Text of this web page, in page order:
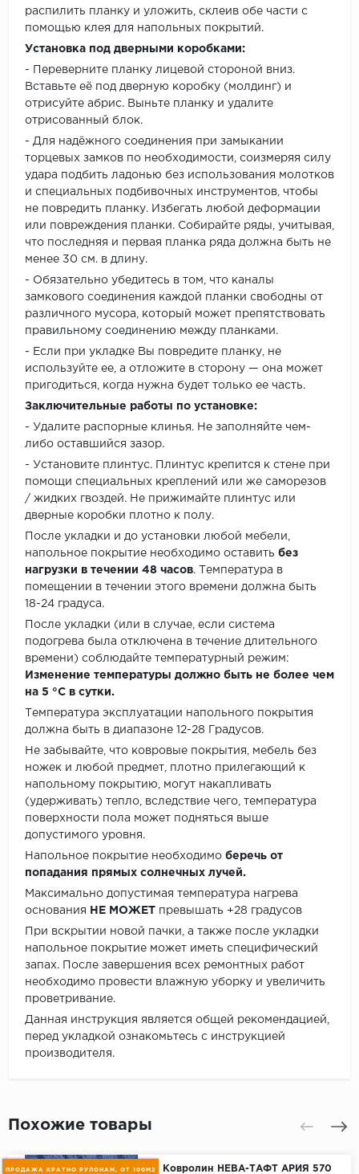
распилить планку и уложить, склеив обе части с
помощью клея для напольных покрытий.
Установка под дверными коробками:
- Переверните планку лицевой стороной вниз.
Вставьте её под дверную коробку (молдинг) и
отрисуйте абрис. Выньте планку и удалите
отрисованный блок.
- Для надёжного соединения при замыкании
торцевых замков по необходимости, соизмеряя силу
удара подбить ладонью без использования молотков
и специальных подбивочных инструментов, чтобы
не повредить планку. Избегать любой деформации
или повреждения планки. Собирайте ряды, учитывая,
что последняя и первая планка ряда должна быть не
менее 30 см. в длину.
- Обязательно убедитесь в том, что каналы
замкового соединения каждой планки свободны от
различного мусора, который может препятствовать
правильному соединению между планками.
- Если при укладке Вы повредите планку, не
используйте ее, а отложите в сторону — она может
пригодиться, когда нужна будет только ее часть.
Заключительные работы по установке:
- Удалите распорные клинья. Не заполняйте чем-
либо оставшийся зазор.
- Установите плинтус. Плинтус крепится к стене при
помощи специальных креплений или же саморезов
/ жидких гвоздей. Не прижимайте плинтус или
дверные коробки плотно к полу.
После укладки и до установки любой мебели,
напольное покрытие необходимо оставить без
нагрузки в течении 48 часов. Температура в
помещении в течении этого времени должна быть
18-24 градуса.
После укладки (или в случае, если система
подогрева была отключена в течение длительного
времени) соблюдайте температурный режим:
Изменение температуры должно быть не более чем
на 5 °C в сутки.
Температура эксплуатации напольного покрытия
должна быть в диапазоне 12-28 Градусов.
Не забывайте, что ковровые покрытия, мебель без
ножек и любой предмет, плотно прилегающий к
напольному покрытию, могут накапливать
(удерживать) тепло, вследствие чего, температура
поверхности пола может подняться выше
допустимого уровня.
Напольное покрытие необходимо беречь от
попадания прямых солнечных лучей.
Максимально допустимая температура нагрева
основания
НЕ МОЖЕТ превышать +28 градусов
При вскрытии новой пачки, а также после укладки
напольное покрытие может иметь специфический
запах. После завершения всех ремонтных работ
необходимо провести влажную уборку и увеличить
проветривание.
Данная инструкция является общей рекомендацией,
перед укладкой ознакомьтесь с инструкцией
производителя.
Похожие товары
ПРОДАЖА КРАТНО РУЛОНАМ, ОТ 100М2
Ковролин НЕВА-ТАФТ АРИЯ 570